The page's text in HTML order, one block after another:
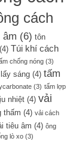
cách
âm (6) tôn
Túi khí cách
chống nóng(3)
sáng(4) tấm
(3) tấm lợp
nhiệt(4) vải
thấm (4) vải cách
tiêu âm (4) ông
lò xo(3)